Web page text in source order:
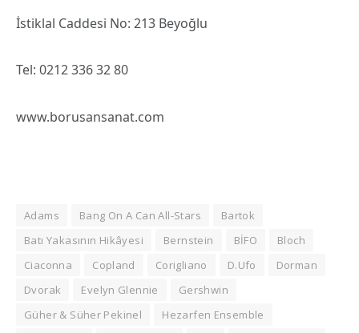
İstiklal Caddesi No: 213 Beyoğlu
Tel: 0212 336 32 80
www.borusansanat.com
Adams Bang On A Can All-Stars
Bartok
Batı Yakasının Hikâyesi
Bernstein BİFO
Bloch
Ciaconna
Copland Corigliano D.Ufo
Dorman
Dvorak
Evelyn Glennie
Gershwin
Güher & Süher Pekinel
Hezarfen Ensemble